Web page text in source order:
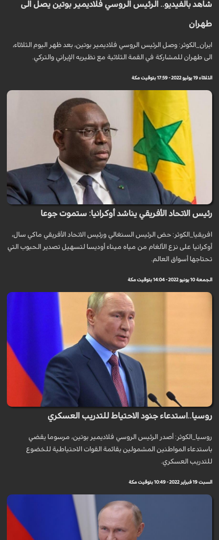
شاهد بالفيديو.. الرئيس الروسي فلاديمير بوتين يصل الى
طهران
ايران_الكوثر: وصل الرئيس الروسي فلاديمير بوتين، بعد ظهر اليوم الثلاثاء،
الى طهران للمشاركة في القمة الثلاثية مع نظيريه الإيراني والتركي.
الثلاثاء 19 يوليو 2022 - 17:59 بتوقيت مكة
رئيس الاتحاد الأفريقي يناشد أوكرانيا: ستموت جوعا
افريقيا_الكوثر: حض الرئيس السنغالي ورئيس الاتحاد الأفريقي ماكي سال،
أوكرانيا على نزع الألغام من مياه ميناء أوديسا لتسهيل تصدير الحبوب التي
تحتاجها أسواق العالم.
الجمعة 10 يونيو 2022 - 14:04 بتوقيت مكة
روسيا..استدعاء جنود الاحتياط للتدريب العسكري
روسيا_الكوثر: أصدر الرئيس الروسي فلاديمير بوتين، مرسوما يقضي
باستدعاء المواطنين المشمولين بقائمة القوات الاحتياطية للخضوع
للتدريب العسكري.
السبت 19 فبراير 2022 - 10:49 بتوقيت مكة